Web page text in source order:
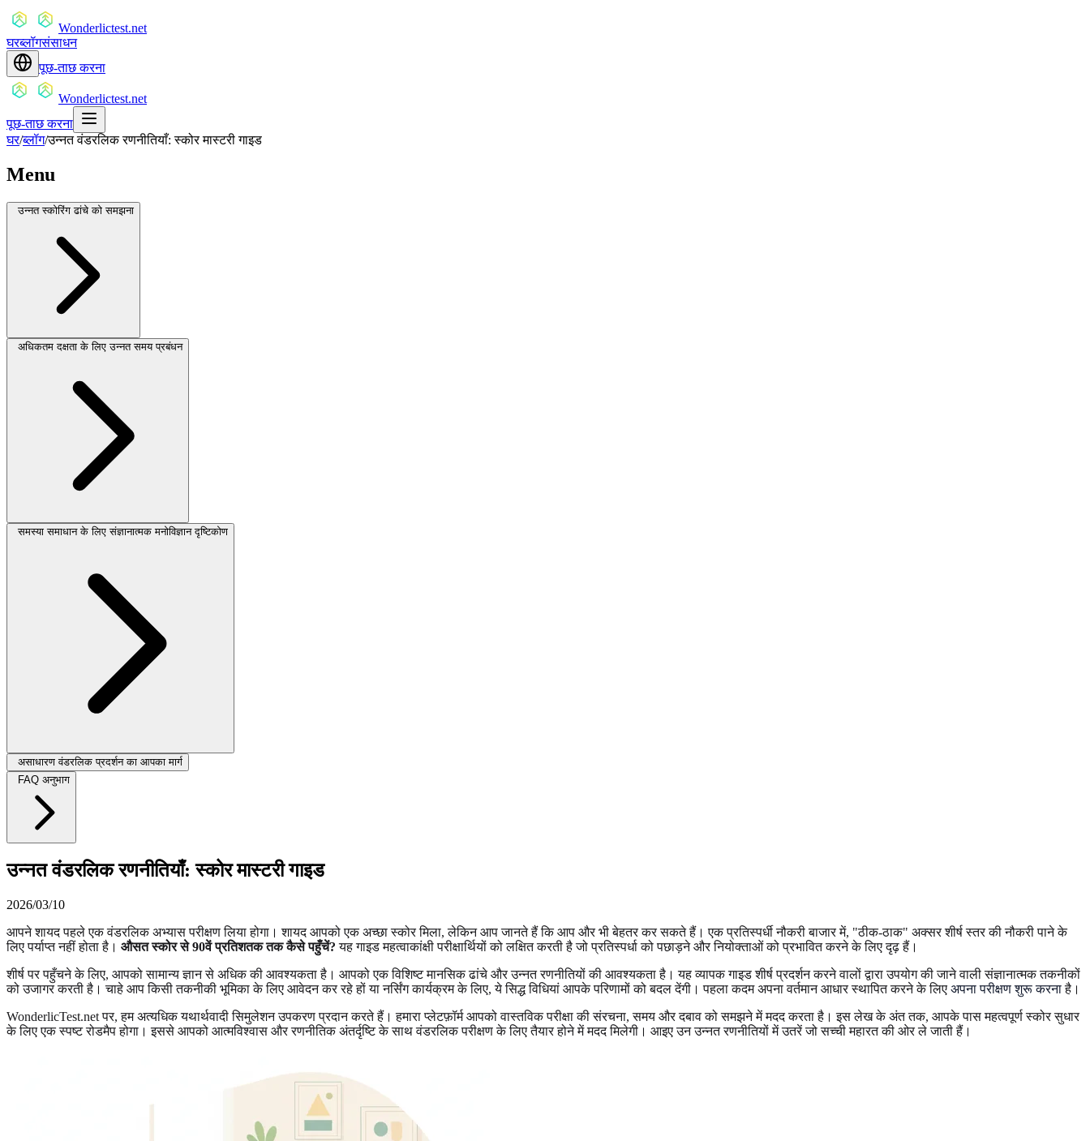
Wonderlictest.net
घरब्लॉगसंसाधन
पूछ-ताछ करना
Wonderlictest.net
पूछ-ताछ करना
घर/ब्लॉग/उन्नत वंडरलिक रणनीतियाँ: स्कोर मास्टरी गाइड
Menu
उन्नत स्कोरिंग ढांचे को समझना
अधिकतम दक्षता के लिए उन्नत समय प्रबंधन
समस्या समाधान के लिए संज्ञानात्मक मनोविज्ञान दृष्टिकोण
असाधारण वंडरलिक प्रदर्शन का आपका मार्ग
FAQ अनुभाग
उन्नत वंडरलिक रणनीतियाँ: स्कोर मास्टरी गाइड
2026/03/10
आपने शायद पहले एक वंडरलिक अभ्यास परीक्षण लिया होगा। शायद आपको एक अच्छा स्कोर मिला, लेकिन आप जानते हैं कि आप और भी बेहतर कर सकते हैं। एक प्रतिस्पर्धी नौकरी बाजार में, "ठीक-ठाक" अक्सर शीर्ष स्तर की नौकरी पाने के
लिए पर्याप्त नहीं होता है। औसत स्कोर से 90वें प्रतिशतक तक कैसे पहुँचें? यह गाइड महत्वाकांक्षी परीक्षार्थियों को लक्षित करती है जो प्रतिस्पर्धा को पछाड़ने और नियोक्ताओं को प्रभावित करने के लिए दृढ़ हैं।
शीर्ष पर पहुँचने के लिए, आपको सामान्य ज्ञान से अधिक की आवश्यकता है। आपको एक विशिष्ट मानसिक ढांचे और उन्नत रणनीतियों की आवश्यकता है। यह व्यापक गाइड शीर्ष प्रदर्शन करने वालों द्वारा उपयोग की जाने वाली संज्ञानात्मक तकनीकों
को उजागर करती है। चाहे आप किसी तकनीकी भूमिका के लिए आवेदन कर रहे हों या नर्सिंग कार्यक्रम के लिए, ये सिद्ध विधियां आपके परिणामों को बदल देंगी। पहला कदम अपना वर्तमान आधार स्थापित करने के लिए अपना परीक्षण शुरू करनाहै।
WonderlicTest.net पर, हम अत्यधिक यथार्थवादी सिमुलेशन उपकरण प्रदान करते हैं। हमारा प्लेटफ़ॉर्म आपको वास्तविक परीक्षा की संरचना, समय और दबाव को समझने में मदद करता है। इस लेख के अंत तक, आपके पास महत्वपूर्ण स्कोर सुधार
के लिए एक स्पष्ट रोडमैप होगा। इससे आपको आत्मविश्वास और रणनीतिक अंतर्दृष्टि के साथ वंडरलिक परीक्षण के लिए तैयार होने में मदद मिलेगी। आइए उन उन्नत रणनीतियों में उतरें जो सच्ची महारत की ओर ले जाती हैं।